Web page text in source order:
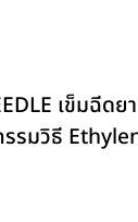
เข็มฉีด
รมวิธี